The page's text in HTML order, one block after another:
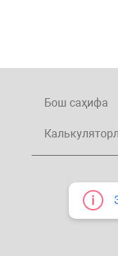
Бош саҳифа